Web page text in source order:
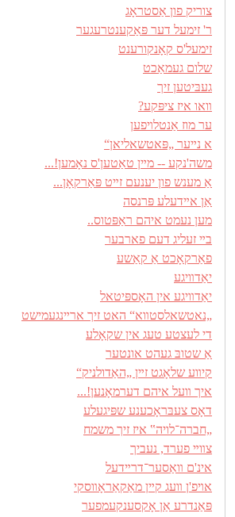
צוריק פון אַסטראָג
ר' זימעל דער פּאַקענטרעגער
זימעל'ס קאָנקורענט
שלום געמאַכט
געבּיטען זיך
װאו איז ציפּקע?
ער מוז אַנטלױפען
א נײער „פּאטשאליאן“
משה'נקע -- מײן טאַטען'ס נאָמען!...
אַ מענש פון יענעם זײט פּאַרקאָן...
אַן אײדעלע פּרנסה
מען נעמט איהם ראַפּטוס..
בײ זעליג דעם פארבער
פאַרקאָכט אַ קאַשע
יאַדװיגע
יאַדװיגע אין האָספּיטאל
„נאטשאלסטװא“ האט זיך ארײנגעמישט
די לעצטע טעג אין שקאָלע
אַ שטובּ געהט אונטער
קיװע שלאָגט זײן „האַדולניק“
איך װעל איהם דערמאָנען!...
דאָס צעבּראָכענע שפּיגעלע
„חברה־לויה‟ איז זיך משמח
צװײ פערד, נעביך
אינ'ם װאַסער־דרײדעל
אױפ'ן װעג קײן מאַקאַראָװסקי
פּאַנדרע אַן אָקסענקעמפער